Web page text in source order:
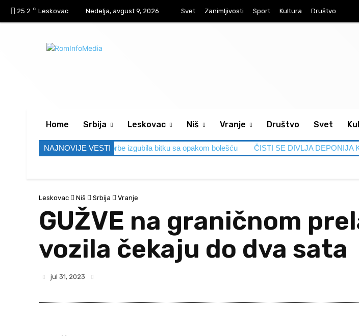
25.2 C Leskovac Nedelja, avgust 9, 2026 Svet Zanimljivosti Sport Kultura Društvo
Home Srbija Leskovac Niš Vranje Društvo Svet
NAJNOVIJE VESTI
– nakon lavovske borbe izgubila bitku sa opakom bolešću ČISTI SE DIVLJA DEPONIJA KOD
Leskovac Niš Srbija Vranje
GUŽVE na graničnom
vozila čekaju do dva sata
jul 31, 2023